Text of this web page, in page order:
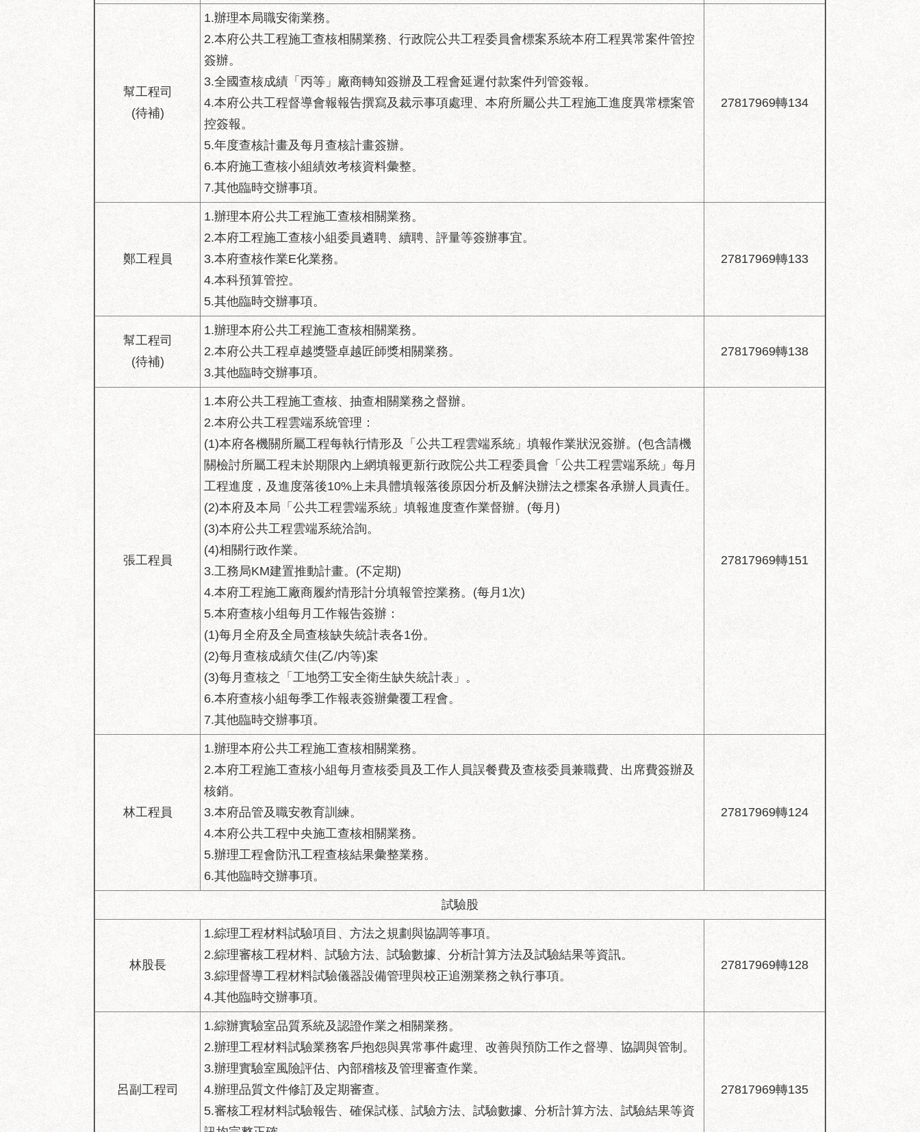
幫工程司
(待補)
1.辦理本局職安衛業務。
2.本府公共工程施工查核相關業務、行政院公共工程委員會標案系統本府工程異常案件管控
簽辦。
3.全國查核成績「丙等」廠商轉知簽辦及工程會延遲付款案件列管簽報。
4.本府公共工程督導會報報告撰寫及裁示事項處理、本府所屬公共工程施工進度異常標案管
控簽報。
5.年度查核計畫及每月查核計畫簽辦。
6.本府施工查核小組績效考核資料彙整。
7.其他臨時交辦事項。
27817969轉134
鄭工程員
1.辦理本府公共工程施工查核相關業務。
2.本府工程施工查核小組委員遴聘、續聘、評量等簽辦事宜。
3.本府查核作業E化業務。
4.本科預算管控。
5.其他臨時交辦事項。
27817969轉133
幫工程司
(待補)
1.辦理本府公共工程施工查核相關業務。
2.本府公共工程卓越獎暨卓越匠師獎相關業務。
3.其他臨時交辦事項。
27817969轉138
張工程員
1.本府公共工程施工查核、抽查相關業務之督辦。
2.本府公共工程雲端系統管理：
(1)本府各機關所屬工程每執行情形及「公共工程雲端系統」填報作業狀況簽辦。(包含請機
關檢討所屬工程未於期限內上網填報更新行政院公共工程委員會「公共工程雲端系統」每月
工程進度，及進度落後10%上未具體填報落後原因分析及解決辦法之標案各承辦人員責任。
(2)本府及本局「公共工程雲端系統」填報進度查作業督辦。(每月)
(3)本府公共工程雲端系統洽詢。
(4)相關行政作業。
3.工務局KM建置推動計畫。(不定期)
4.本府工程施工廠商履約情形計分填報管控業務。(每月1次)
5.本府查核小组每月工作報告簽辦：
(1)每月全府及全局查核缺失統計表各1份。
(2)每月查核成績欠佳(乙/内等)案
(3)每月查核之「工地勞工安全衛生缺失統計表」。
6.本府查核小組每季工作報表簽辦彙覆工程會。
7.其他臨時交辦事項。
27817969轉151
林工程員
1.辦理本府公共工程施工查核相關業務。
2.本府工程施工查核小組每月查核委員及工作人員誤餐費及查核委員兼職費、出席費簽辦及
核銷。
3.本府品管及職安教育訓練。
4.本府公共工程中央施工查核相關業務。
5.辦理工程會防汛工程查核結果彙整業務。
6.其他臨時交辦事項。
27817969轉124
試驗股
林股長
1.綜理工程材料試驗項目、方法之規劃與協調等事項。
2.綜理審核工程材料、試驗方法、試驗數據、分析計算方法及試驗結果等資訊。
3.綜理督導工程材料試驗儀器設備管理與校正追溯業務之執行事項。
4.其他臨時交辦事項。
27817969轉128
呂副工程司
1.綜辦實驗室品質系統及認證作業之相關業務。
2.辦理工程材料試驗業務客戶抱怨與異常事件處理、改善與預防工作之督導、協調與管制。
3.辦理實驗室風險評估、內部稽核及管理審查作業。
4.辦理品質文件修訂及定期審查。
5.審核工程材料試驗報告、確保試樣、試驗方法、試驗數據、分析計算方法、試驗結果等資
27817969轉135